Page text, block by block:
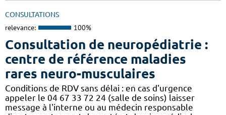
CONSULTATIONS
relevance: 100%
Consultation de neuropédiatrie :
centre de référence maladies
rares neuro-musculaires
Conditions de RDV sans délai : en cas d'urgence
appeler le 04 67 33 72 24 (salle de soins) laisser
message à l'interne ou au médecin responsable